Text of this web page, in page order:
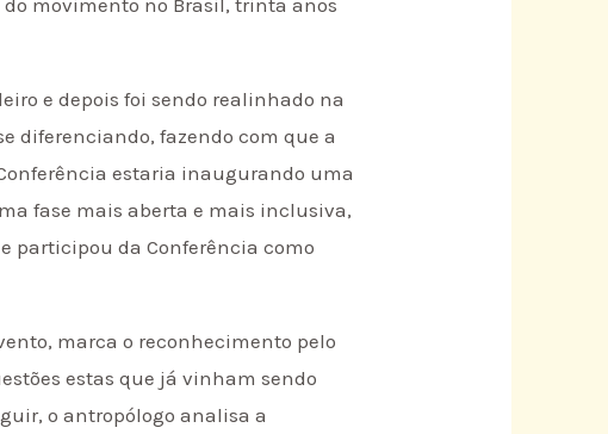
movimento no Brasil, trinta anos
e depois foi sendo realinhado na
diferenciando, fazendo com que a
estaria inaugurando uma
fase mais aberta e mais inclusiva,
participou da Conferência como
marca o reconhecimento pelo
estas que já vinham sendo
o antropólogo analisa a